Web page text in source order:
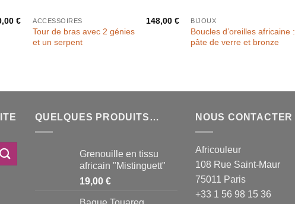
€ ACCESSOIRES
Tour de bras avec 2 génies
et un serpent
148,00 € BIJOUX
Boucles d’oreilles africaine :
pâte de verre et bronze
QUELQUES PRODUITS…
Grenouille en tissu
africain "Mistinguett"
19,00 €
NOUS CONTACTER
Africouleur
108 Rue Saint-Maur
75011 Paris
+33 1 56 98 15 36